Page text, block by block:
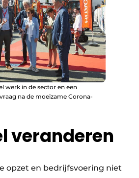
werk in de sector en een
na de moeizame Corona-
veranderen
opzet en bedrijfsvoering niet